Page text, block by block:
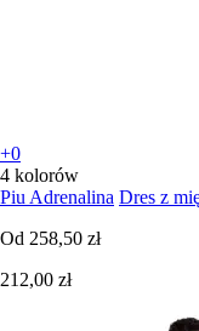
+0
4 kolorów
Piu Adrenalina Dres z
Od 258,50 zł
212,00 zł